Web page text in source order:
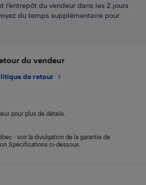
l’entrepôt du vendeur dans les 2 jours
du temps supplémentaire pour
du vendeur
de retour
pour plus de détails.
: voir la divulgation de la garantie de
Spécifications ci-dessous.